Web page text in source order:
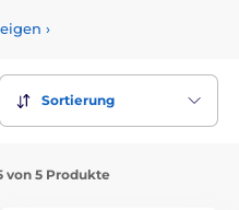
Längen,
oder Kupferleitern an.
›
Sortierung
von 5 Produkte